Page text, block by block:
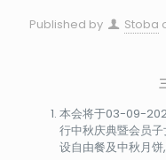
Published by Stoba
本会将于03-09-
行中秋庆典暨会员
设自由餐及中秋月饼